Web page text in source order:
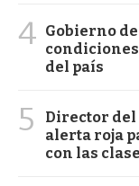
4 Gobierno
del país
5
Director del
alerta roja
con las